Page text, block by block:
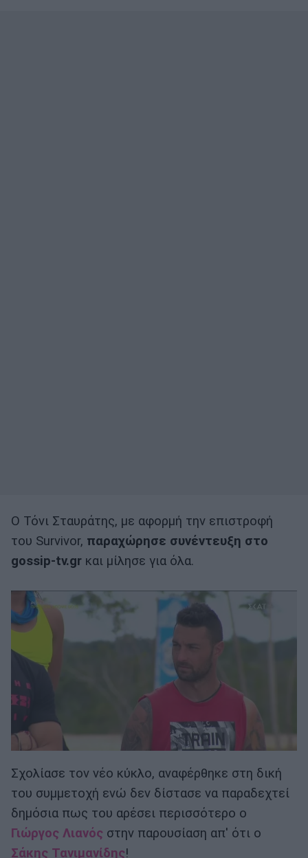
Ο Τόνι Σταυράτης, με αφορμή την επιστροφή
του Survivor, παραχώρησε συνέντευξη στο
gossip-tv.gr και μίλησε για όλα.
Σχολίασε τον νέο κύκλο, αναφέρθηκε στη δική
του συμμετοχή ενώ δεν δίστασε να παραδεχτεί
δημόσια πως του αρέσει περισσότερο ο
Γιώργος Λιανός στην παρουσίαση απ' ότι ο
Σάκης Τανιμανίδης!